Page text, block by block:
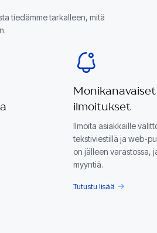
tiedämme tarkalleen, mitä
ilmoitukset
Ilmoita asiakkaille
tekstiviestillä ja web-
on jälleen varastossa,
myyntiä.
Tutustu lisää